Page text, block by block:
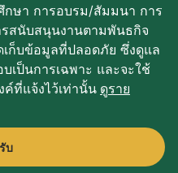
อมูล
The Government Complex
Right Reserved.
กษา การอบรม/สัมมนา การ
สนับสนุนงานตามพันธกิจ
ก็บข้อมูลที่ปลอดภัย ซึ่งดูแล
เป็นการเฉพาะ และจะใช้
ที่แจ้งไว้เท่านั้น ดูราย
บ